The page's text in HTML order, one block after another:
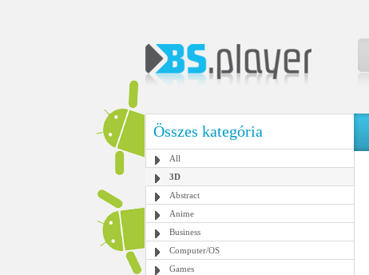
Összes kategória
All
3D
Abstract
Anime
Business
Computer/OS
Games